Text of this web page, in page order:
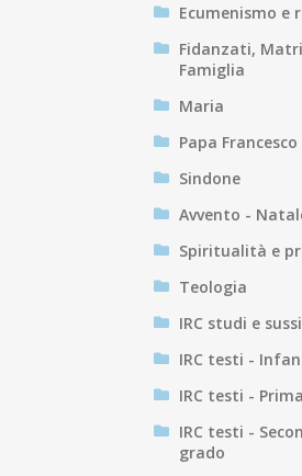
Ecumenismo e
Fidanzati,
Famiglia
Maria
Papa Francesco
Sindone
Avvento -
Spiritualità e
Teologia
IRC studi e
IRC testi -
IRC testi -
IRC testi -
grado